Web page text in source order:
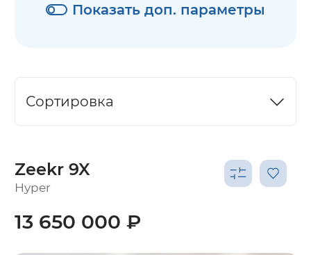
Показать доп. параметры
Сортировка
Zeekr 9X
Hyper
13 650 000 ₽